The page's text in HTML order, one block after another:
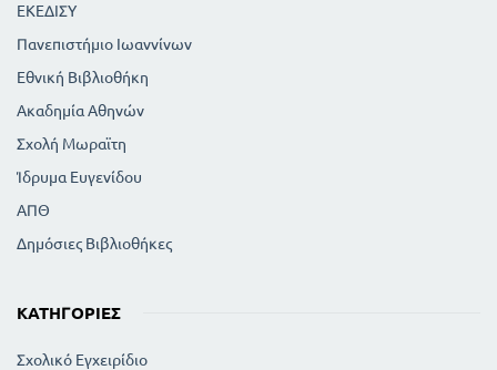
ΕΚΕΔΙΣΥ
Πανεπιστήμιο Ιωαννίνων
Εθνική Βιβλιοθήκη
Ακαδημία Αθηνών
Σχολή Μωραϊτη
Ίδρυμα Ευγενίδου
ΑΠΘ
Δημόσιες Βιβλιοθήκες
ΚΑΤΗΓΟΡΊΕΣ
Σχολικό Εγχειρίδιο